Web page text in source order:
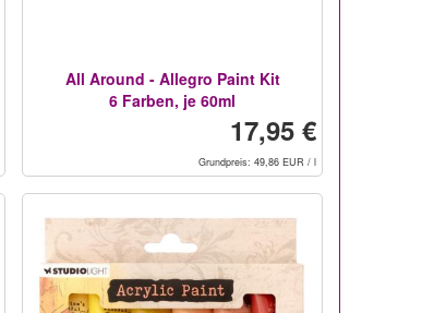
All Around - Allegro Paint Kit
6 Farben, je 60ml
17,95 €
Grundpreis: 49,86 EUR / l